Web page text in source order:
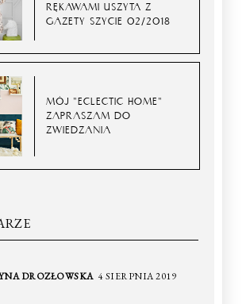
RĘKAWAMI USZYTA Z
GAZETY SZYCIE 02/2018
MÓJ "ECLECTIC HOME"
ZAPRASZAM DO
ZWIEDZANIA
DROZŁOWSKA 4 SIERPNIA 2019